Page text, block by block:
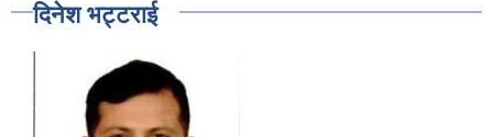
दिनेश भट्टराई